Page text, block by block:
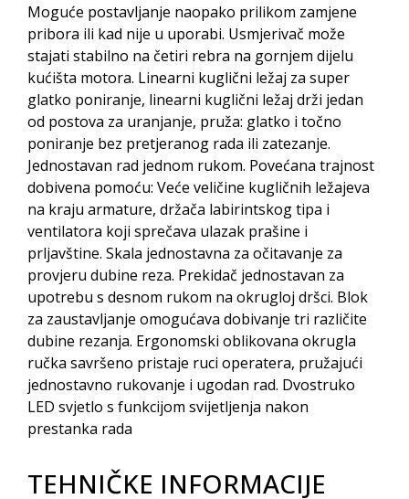
Moguće postavljanje naopako prilikom zamjene
pribora ili kad nije u uporabi. Usmjerivač može
stajati stabilno na četiri rebra na gornjem dijelu
kućišta motora. Linearni kuglični ležaj za super
glatko poniranje, linearni kuglični ležaj drži jedan
od postova za uranjanje, pruža: glatko i točno
poniranje bez pretjeranog rada ili zatezanje.
Jednostavan rad jednom rukom. Povećana trajnost
dobivena pomoću: Veće veličine kugličnih ležajeva
na kraju armature, držača labirintskog tipa i
ventilatora koji sprečava ulazak prašine i
prljavštine. Skala jednostavna za očitavanje za
provjeru dubine reza. Prekidač jednostavan za
upotrebu s desnom rukom na okrugloj dršci. Blok
za zaustavljanje omogućava dobivanje tri različite
dubine rezanja. Ergonomski oblikovana okrugla
ručka savršeno pristaje ruci operatera, pružajući
jednostavno rukovanje i ugodan rad. Dvostruko
LED svjetlo s funkcijom svijetljenja nakon
prestanka rada
TEHNIČKE INFORMACIJE